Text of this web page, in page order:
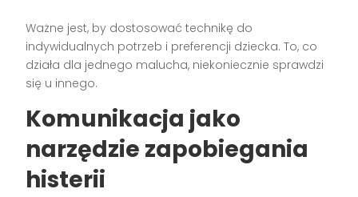
Ważne jest, by dostosować technikę do
indywidualnych potrzeb i preferencji dziecka. To, co
działa dla jednego malucha, niekoniecznie sprawdzi
się u innego.
Komunikacja jako
narzędzie zapobiegania
histerii